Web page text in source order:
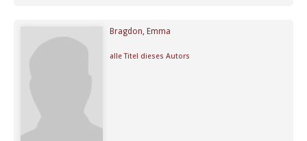
Bragdon, Emma
alle Titel dieses Autors